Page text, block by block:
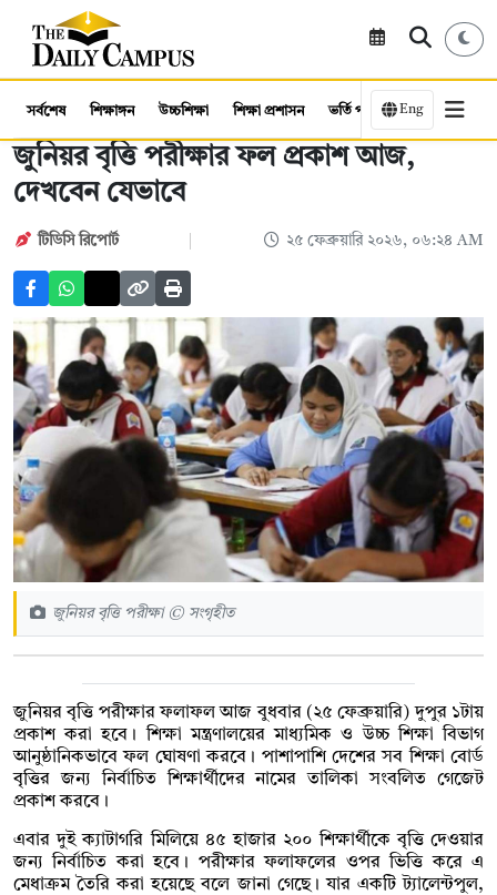
সর্বশেষ শিক্ষাঙ্গন উচ্চশিক্ষা শিক্ষা প্রশাসন ভর্তি পরীক্ষা কর্মসংস্থান
Eng
জুনিয়র বৃত্তি পরীক্ষার ফল প্রকাশ আজ,
দেখবেন যেভাবে
টিডিসি ‍রিপোর্ট ২৫ ফেব্রুয়ারি ২০২৬, ০৬:২৪ AM
জুনিয়র বৃত্তি পরীক্ষা © সংগৃহীত
জুনিয়র বৃত্তি পরীক্ষার ফলাফল আজ বুধবার (২৫ ফেব্রুয়ারি) দুপুর ১টায়
প্রকাশ করা হবে। শিক্ষা মন্ত্রণালয়ের মাধ্যমিক ও উচ্চ শিক্ষা বিভাগ
আনুষ্ঠানিকভাবে ফল ঘোষণা করবে। পাশাপাশি দেশের সব শিক্ষা বোর্ড
বৃত্তির জন্য নির্বাচিত শিক্ষার্থীদের নামের তালিকা সংবলিত গেজেট
প্রকাশ করবে।
এবার দুই ক্যাটাগরি মিলিয়ে ৪৫ হাজার ২০০ শিক্ষার্থীকে বৃত্তি দেওয়ার
জন্য নির্বাচিত করা হবে। পরীক্ষার ফলাফলের ওপর ভিত্তি করে এ
মেধাক্রম তৈরি করা হয়েছে বলে জানা গেছে। যার একটি ট্যালেন্টপুল,